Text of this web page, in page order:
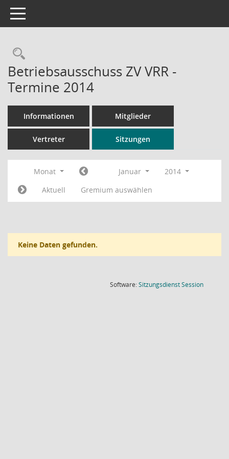
Toggle navigation
Rechercheauswahl
Betriebsausschuss ZV VRR -
Termine 2014
Informationen Mitglieder
Vertreter Sitzungen
Monat Januar
2014
Aktuell
Gremium auswählen
Keine Daten gefunden.
Software:SitzungsdienstSession(Wird in